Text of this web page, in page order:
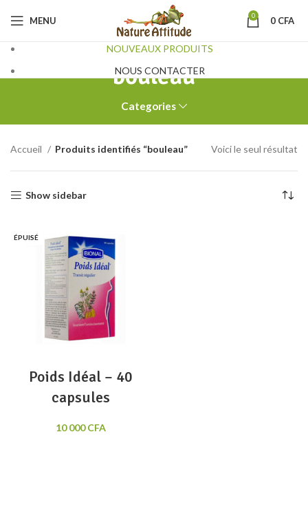
MENU 0 0 CFA
NOUVEAUX PRODUITS
NOUS CONTACTER
bouleau
Categories
Accueil Produits identifiés “bouleau” Voici le seul résultat
Show sidebar
ÉPUISÉ
Poids Idéal – 40
capsules
10 000CFA